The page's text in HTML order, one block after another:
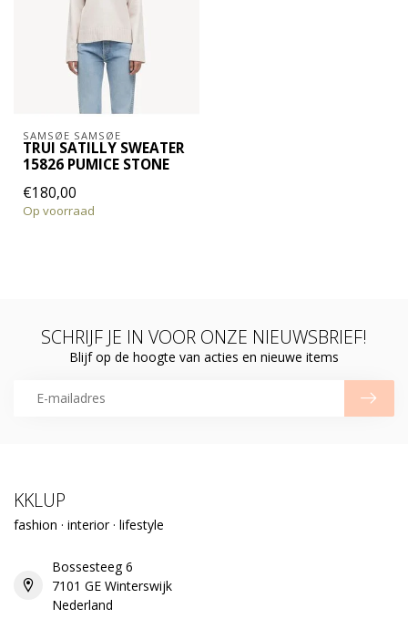
SAMSØE SAMSØE
TRUI SATILLY SWEATER
15826 PUMICE STONE
€180,00
Op voorraad
SCHRIJF JE IN VOOR ONZE NIEUWSBRIEF!
Blijf op de hoogte van acties en nieuwe items
KKLUP
fashion · interior · lifestyle
Bossesteeg 6
7101 GE Winterswijk
Nederland